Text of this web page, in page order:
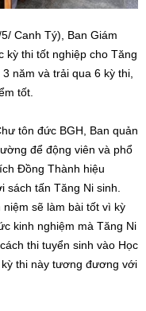
Canh Tý), Ban Giám
kỳ thi tốt nghiệp cho Tăng
năm và trải qua 6 kỳ thi,
tốt.
tôn đức BGH, Ban quản
để động viên và phổ
Đồng Thành hiệu
tấn Tăng Ni sinh.
sẽ làm bài tốt vì kỳ
kinh nghiệm mà Tăng Ni
thi tuyển sinh vào Học
thi này tương đương với